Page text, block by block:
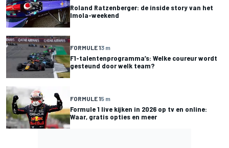
Roland Ratzenberger: de inside story van het
Imola-weekend
FORMULE 13 m
F1-talentenprogramma’s: Welke coureur wordt
gesteund door welk team?
FORMULE 15 m
Formule 1 live kijken in 2026 op tv en online:
Waar, gratis opties en meer